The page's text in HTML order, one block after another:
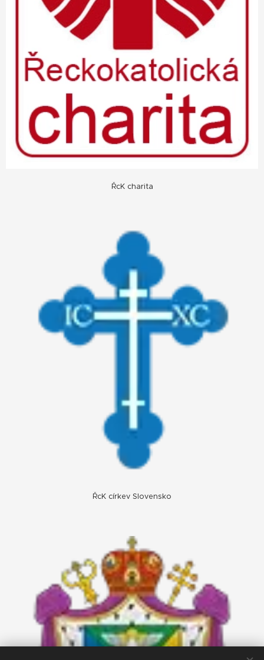
ŘcK charita
ŘcK církev Slovensko